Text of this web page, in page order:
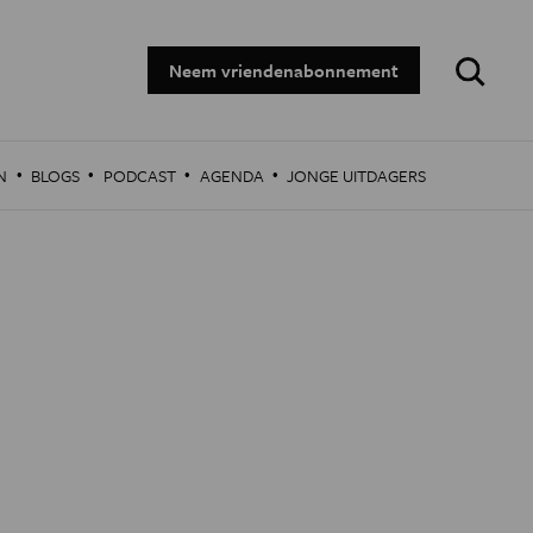
Neem vriendenabonnement
Zoeken:
· BLOGS · PODCAST · AGENDA · JONGE UITDAGERS